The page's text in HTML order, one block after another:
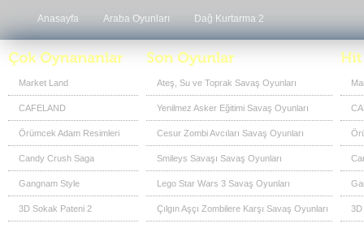
Anasayfa Araba Oyunları Dağ Kurtarma 2
Market Land
CAFELAND
Örümcek Adam Resimleri
Candy Crush Saga
Gangnam Style
3D Sokak Pateni 2
Ateş, Su ve Toprak Savaş Oyunları
Yenilmez Asker Eğitimi Savaş Oyunları
Cesur Zombi Avcıları Savaş Oyunları
Smileys Savaşı Savaş Oyunları
Lego Star Wars 3 Savaş Oyunları
Çılgın Aşçı Zombilere Karşı Savaş Oyunları 3D